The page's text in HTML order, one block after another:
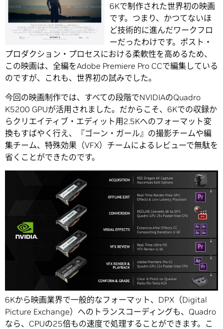
6Kで制作された世界初の映画
です。つまり、かつてないほ
ど技術的に進んだワークフロ
ーだったわけです。ポスト・
プロダクション・プロセスにおける柔軟性を高めるため、
この映画は、全編をAdobe Premiere Pro CCで編集している
のですが、これも、世界初の試みでした。
今回の映画制作では、すべての段階でNVIDIAのQuadro
K5200 GPUが活用されました。だからこそ、6Kでの収録か
らクリエイティブ・エディット用2.5Kへのフォーマット変
換もすばやく行え、『ゴーン・ガール』の撮影チームや編
集チーム、特殊効果（VFX）チームによるレビューで無駄を
省くことができたのです。
6Kから映画業界で一般的なフォーマット、DPX（Digital
Picture Exchange）へのトランスコーディングも、Quadro
なら、CPUの25倍もの速度で処理することができます。こ